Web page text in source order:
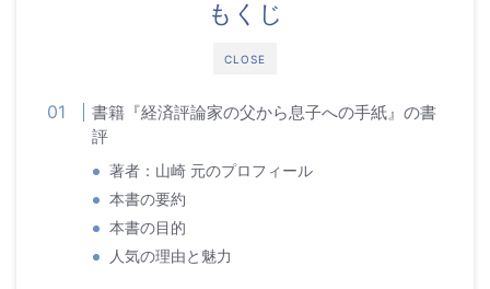
CLOSE
もくじ
書籍『経済評論家の父から息子への手紙』の書
評
著者：山崎 元のプロフィール
本書の要約
本書の目的
人気の理由と魅力